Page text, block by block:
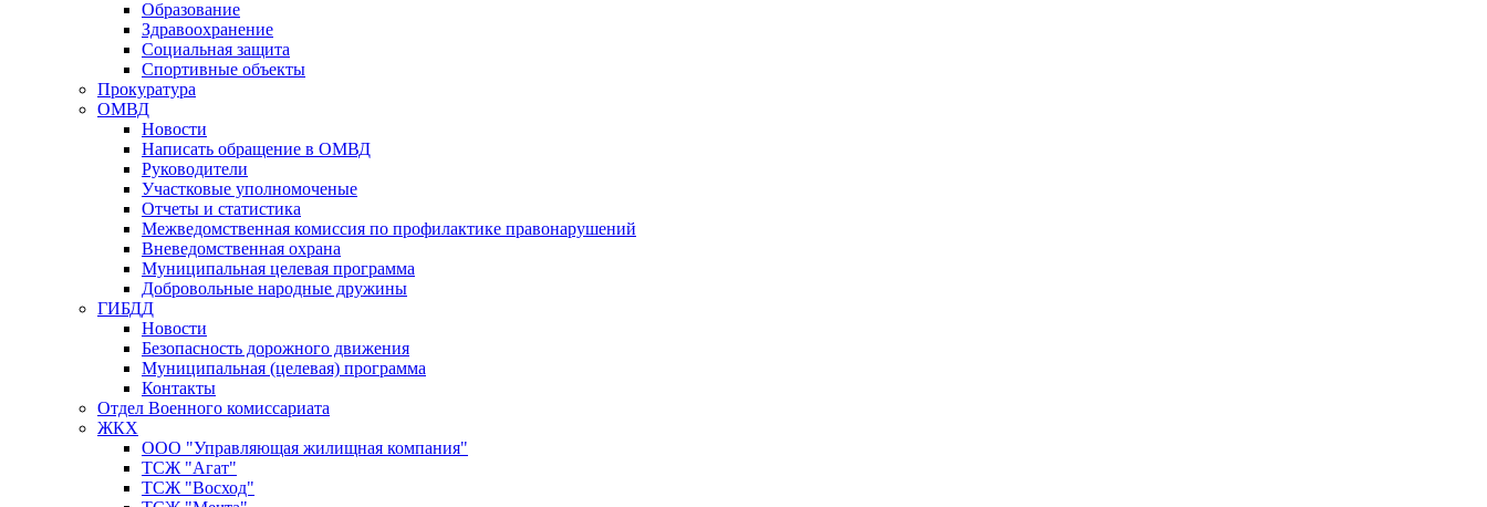
Образование
Здравоохранение
Социальная защита
Спортивные объекты
Прокуратура
ОМВД
Новости
Написать обращение в ОМВД
Руководители
Участковые уполномоченые
Отчеты и статистика
Межведомственная комиссия по профилактике правонарушений
Вневедомственная охрана
Муниципальная целевая программа
Добровольные народные дружины
ГИБДД
Новости
Безопасность дорожного движения
Муниципальная (целевая) программа
Контакты
Отдел Военного комиссариата
ЖКХ
ООО "Управляющая жилищная компания"
ТСЖ "Агат"
ТСЖ "Восход"